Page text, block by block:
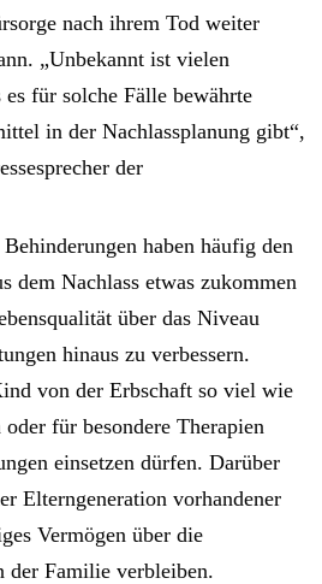
nach ihrem Tod weiter
„Unbekannt ist vielen
für solche Fälle bewährte
in der Nachlassplanung gibt“,
der
haben häufig den
dem Nachlass etwas zukommen
über das Niveau
hinaus zu verbessern.
von der Erbschaft so viel wie
für besondere Therapien
einsetzen dürfen. Darüber
Elterngeneration vorhandener
Vermögen über die
der Familie verbleiben.